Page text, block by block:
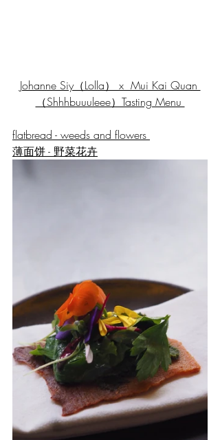
Johanne Siy（Lolla） x  Mui Kai Quan
（Shhhbuuuleee）Tasting Menu
flatbread - weeds and flowers
薄面饼 - 野菜花卉